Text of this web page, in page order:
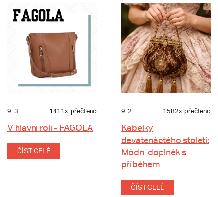
9. 3. 1411x přečteno
V hlavní roli - FAGOLA
ČÍST CELÉ
9. 2. 1582x přečteno
Kabelky
devatenáctého století:
Módní doplněk s
příběhem
ČÍST CELÉ